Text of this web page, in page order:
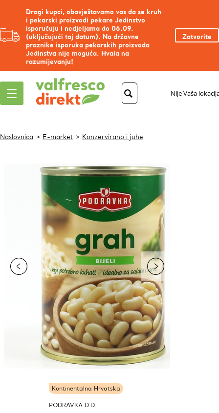
Dragi kupci, obavještavamo vas da se kruh
i pekarski proizvodi pekare Jedinstvo
isporučuju i nedjeljama do 06.09.
(uključujući taj datum). Na državne
praznike isporuka pekarskih proizvoda
Jedinstva nije moguća. Hvala na
razumijevanju!
Zatvorite
Nije Vaša
Naslovnica E-market Konzervirano i juhe
Kontinentalna Hrvatska
PODRAVKA D.D.